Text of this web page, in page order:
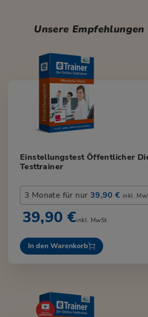
Unsere
Einstellungstest Öffentlicher
Testtrainer
3 Monate für nur 39,90 € inkl.
39,90 €inkl. MwSt.
In den Warenkorb